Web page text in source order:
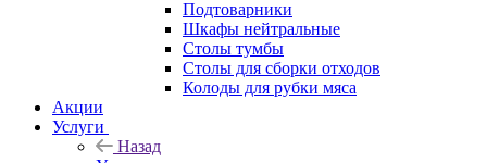
Подтоварники
Шкафы нейтральные
Столы тумбы
Столы для сборки отходов
Колоды для рубки мяса
Акции
Услуги
Назад